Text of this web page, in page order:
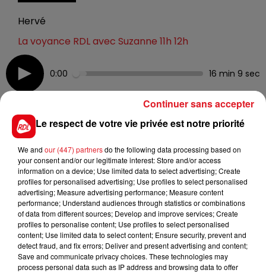
Hervé
La voyance RDL avec Suzanne 11h 12h
0:00 16 min 9 sec
13 mars 2023 - 16 min 9 sec
LA VOYANCE RDL DU 10 MARS 2023
Tous les vendredis dès 11h, retrouvez notre voyante
incontournable dans la région !
Le respect de votre vie privée est notre priorité
We and our (447) partnersdo the following data processing based on
your consent and/or our legitimate interest: Store and/or access
information on a device; Use limited data to select advertising; Create
profiles for personalised advertising; Use profiles to select personalised
advertising; Measure advertising performance; Measure content
performance; Understand audiences through statistics or combinations
of data from different sources; Develop and improve services; Create
profiles to personalise content; Use profiles to select personalised
content; Use limited data to select content; Ensure security, prevent and
detect fraud, and fix errors; Deliver and present advertising and content;
Save and communicate privacy choices. These technologies may
process personal data such as IP address and browsing data to offer
Continuer sans accepter